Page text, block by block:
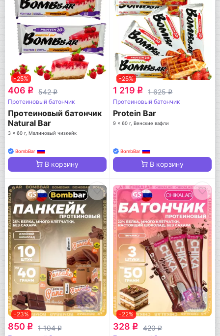
-25%
406 q 542q
Протеиновый батончик
Протеиновый батончик
Natural Bar
3 x 60 г, Малиновый чизкейк
BombBar
В корзину
-25%
1 219 q 1 625q
Протеиновый батончик
Protein Bar
9 x 60 г, Венские вафли
BombBar
В корзину
-23%
850 q 1 104q
-22%
328 q 420q